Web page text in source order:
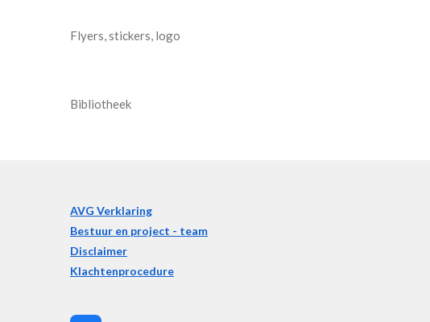
Flyers, stickers, logo
Bibliotheek
AVG Verklaring
Bestuur en project - team
Disclaimer
Klachtenprocedure